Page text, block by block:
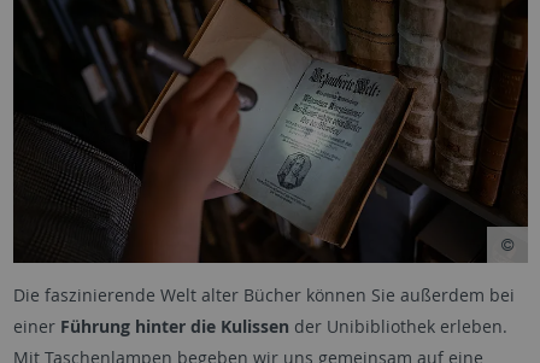
Die faszinierende Welt alter Bücher können Sie außerdem bei
einer Führung hinter die Kulissen der Unibibliothek erleben.
Mit Taschenlampen begeben wir uns gemeinsam auf eine